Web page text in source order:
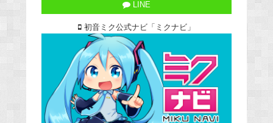
LINE
初音ミク公式ナビ「ミクナビ」